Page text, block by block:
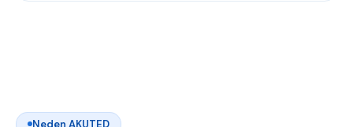
Neden AKUTED